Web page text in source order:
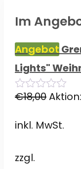
Im
Angebot
Lights"
0
€18,00Aktion:
inkl. MwSt.
zzgl.